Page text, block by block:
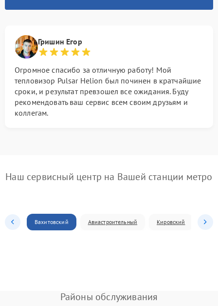
Гришин Егор
Огромное спасибо за отличную работу! Мой
тепловизор Pulsar Helion был починен в кратчайшие
сроки, и результат превзошел все ожидания. Буду
рекомендовать ваш сервис всем своим друзьям и
коллегам.
Наш сервисный центр на Вашей станции метро
Вахитовский Авиастроительный Кировский
Районы обслуживания